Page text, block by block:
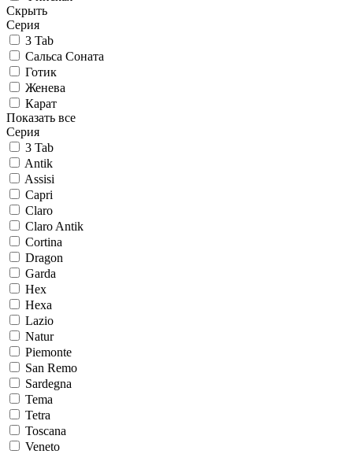
Скрыть
Серия
3 Tab
Сальса Соната
Готик
Женева
Карат
Показать все
Серия
3 Tab
Antik
Assisi
Capri
Claro
Claro Antik
Cortina
Dragon
Garda
Hex
Hexa
Lazio
Natur
Piemonte
San Remo
Sardegna
Tema
Tetra
Toscana
Veneto